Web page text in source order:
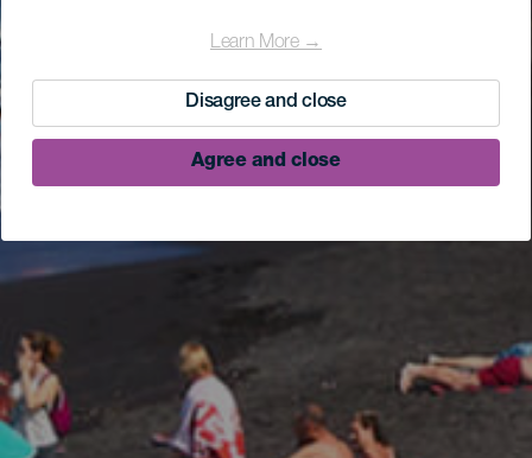
Learn More →
Disagree and close
Agree and close